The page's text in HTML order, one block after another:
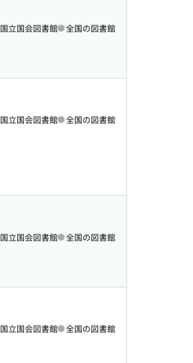
国立国会図書館 全国の図書館
国立国会図書館 全国の図書館
国立国会図書館 全国の図書館
国立国会図書館 全国の図書館